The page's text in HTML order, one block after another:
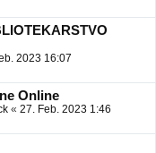
2023 16:07
Online
« 27. Feb. 2023 1:46